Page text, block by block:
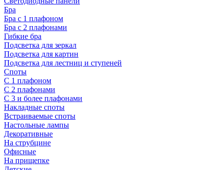
Бра
Бра с 1 плафоном
Бра с 2 плафонами
Гибкие бра
Подсветка для зеркал
Подсветка для картин
Подсветка для лестниц и ступеней
Споты
С 1 плафоном
С 2 плафонами
С 3 и более плафонами
Накладные споты
Встраиваемые споты
Настольные лампы
Декоративные
На струбцине
Офисные
На прищепке